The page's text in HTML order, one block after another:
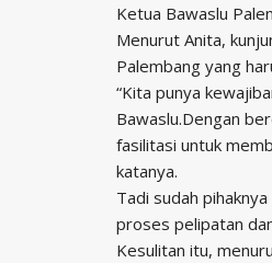
Ketua Bawaslu
Menurut Anita,
Palembang yang
“Kita punya
Bawaslu.Dengan
fasilitasi untuk
katanya.
Tadi sudah
proses pelipatan
Kesulitan itu,